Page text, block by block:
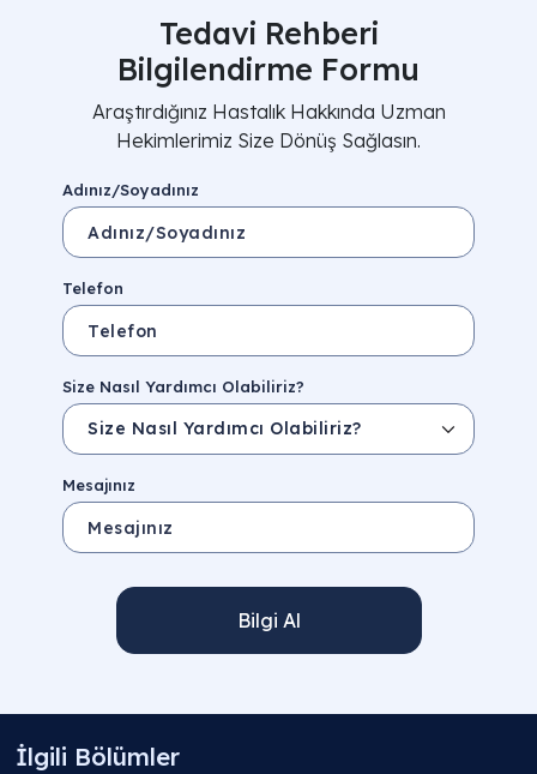
Tedavi Rehberi
Bilgilendirme Formu
Araştırdığınız Hastalık Hakkında Uzman
Hekimlerimiz Size Dönüş Sağlasın.
Adınız/Soyadınız
Telefon
Size Nasıl Yardımcı Olabiliriz?
Mesajınız
Bilgi Al